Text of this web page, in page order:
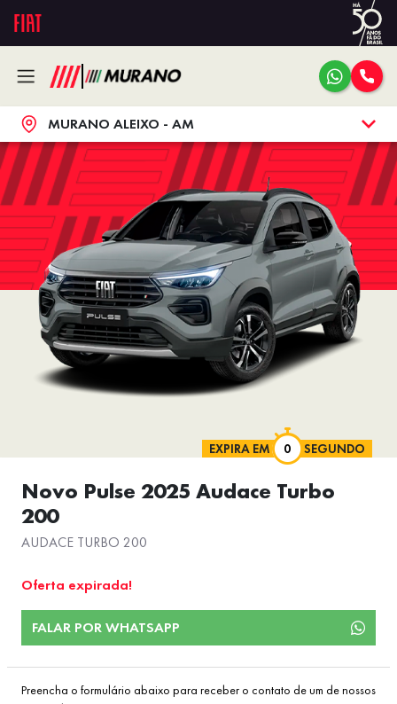
MURANO ALEIXO - AM
EXPIRA EM SEGUNDO
Novo Pulse 2025 Audace Turbo
200
AUDACE TURBO 200
Oferta expirada!
FALAR POR WHATSAPP
Preencha o formulário abaixo para receber o contato de um de nossos